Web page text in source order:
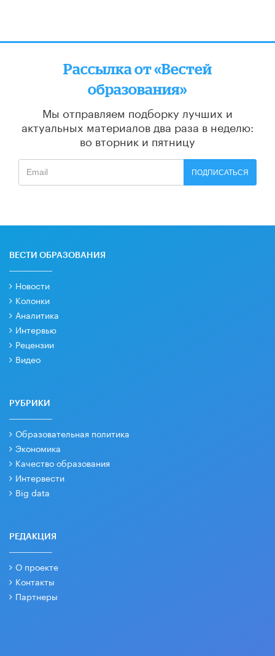
Рассылка от «Вестей
образования»
Мы отправляем подборку лучших и
актуальных материалов два раза в неделю:
во вторник и пятницу
ПОДПИСАТЬСЯ
ВЕСТИ ОБРАЗОВАНИЯ
Новости
Колонки
Аналитика
Интервью
Рецензии
Видео
РУБРИКИ
Образовательная политика
Экономика
Качество образования
Интервести
Big data
РЕДАКЦИЯ
О проекте
Контакты
Партнеры